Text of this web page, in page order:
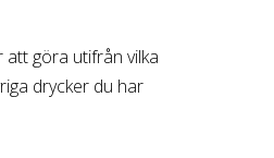
göra utifrån vilka
drycker du har